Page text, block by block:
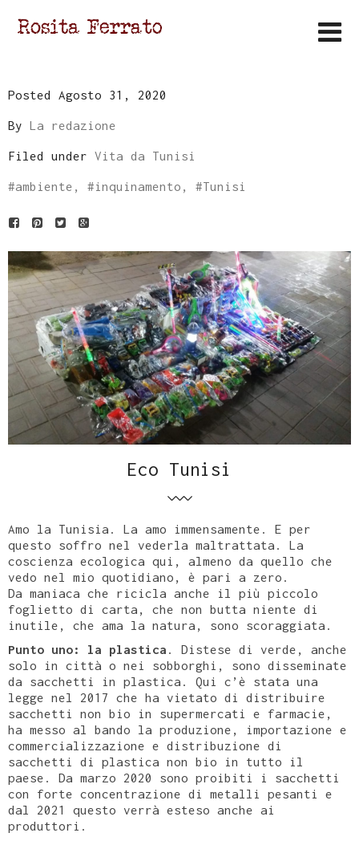
Posted Agosto 31, 2020
By La redazione
Filed under Vita da Tunisi
#ambiente , #inquinamento , #Tunisi
Eco Tunisi
Amo la Tunisia. La amo immensamente. E per
questo soffro nel vederla maltrattata. La
coscienza ecologica qui, almeno da quello che
vedo nel mio quotidiano, è pari a zero.
Da maniaca che ricicla anche il più piccolo
foglietto di carta, che non butta niente di
inutile, che ama la natura, sono scoraggiata.
Punto uno: la plastica . Distese di verde, anche
solo in città o nei sobborghi, sono disseminate
da sacchetti in plastica. Qui c’è stata una
legge nel 2017 che ha vietato di distribuire
sacchetti non bio in supermercati e farmacie,
ha messo al bando la produzione, importazione e
commercializzazione e distribuzione di
sacchetti di plastica non bio in tutto il
paese. Da marzo 2020 sono proibiti i sacchetti
con forte concentrazione di metalli pesanti e
dal 2021 questo verrà esteso anche ai
produttori.